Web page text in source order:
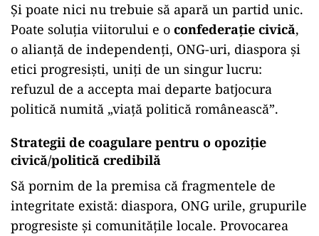
Și poate nici nu trebuie să apară un partid unic.
Poate soluția viitorului e o confederație civică,
o alianță de independenți, ONG-uri, diaspora și
etici progresiști, uniți de un singur lucru:
refuzul de a accepta mai departe batjocura
politică numită „viață politică românească”.
Strategii de coagulare pentru o opoziție
civică/politică credibilă
Să pornim de la premisa că fragmentele de
integritate există: diaspora, ONG urile, grupurile
progresiste și comunitățile locale. Provocarea